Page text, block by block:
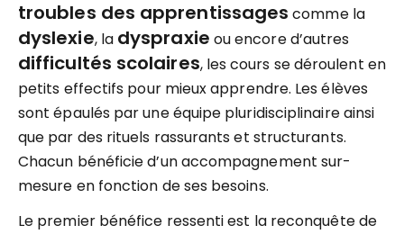
troubles des apprentissages comme la
dyslexie, la dyspraxie ou encore d’autres
difficultés scolaires, les cours se déroulent en
petits effectifs pour mieux apprendre. Les élèves
sont épaulés par une équipe pluridisciplinaire ainsi
que par des rituels rassurants et structurants.
Chacun bénéficie d’un accompagnement sur-
mesure en fonction de ses besoins.
Le premier bénéfice ressenti est la reconquête de